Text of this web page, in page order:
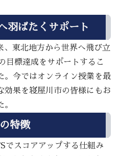
羽ばたくサポート
、東北地方から世界へ飛び立
目標達成をサポートするこ
。今ではオンライン授業を最
効果を寝屋川市の皆様にもお
特徴
でスコアアップする仕組み